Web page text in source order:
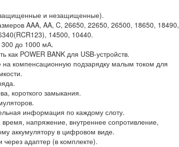
и незащищенные).
AAA, AA, C, 26650, 22650, 26500, 18650, 18490,
14500, 10440.
300 до 1000 мА.
как POWER BANK для USB-устройств.
на компенсационную подзарядку малым током для
короткого замыкания.
информация по каждому слоту.
напряжение, внутреннее сопротивление,
аккумулятору в цифровом виде.
через адаптер (в комплекте).